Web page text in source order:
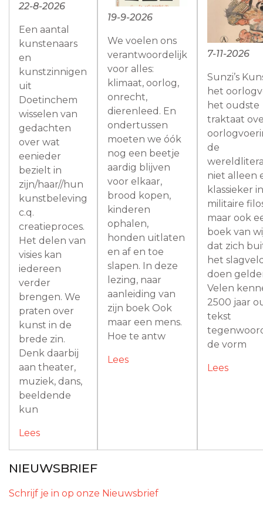
22-8-2026
Een aantal
kunstenaars
en
kunstzinnigen
uit
Doetinchem
wisselen van
gedachten
over wat
eenieder
bezielt in
zijn/haar//hun
kunstbeleving
c.q.
creatieproces.
Het delen van
visies kan
iedereen
verder
brengen. We
praten over
kunst in de
brede zin.
Denk daarbij
aan theater,
muziek, dans,
beeldende
kun
Lees
19-9-2026
We voelen ons
verantwoordelijk
voor alles:
klimaat, oorlog,
onrecht,
dierenleed. En
ondertussen
moeten we óók
nog een beetje
aardig blijven
voor elkaar,
brood kopen,
kinderen
ophalen,
honden uitlaten
en af en toe
slapen. In deze
lezing, naar
aanleiding van
zijn boek Ook
maar een mens.
Hoe te antw
Lees
7-11-2026
Sunzi’s
het
het oudste
traktaat
de
niet alleen
klassieker
militaire
maar ook
boek van
dat zich
het
doen
Velen
2500 jaar
tekst
de vorm
Lees
NIEUWSBRIEF
Schrijf je in op onze Nieuwsbrief